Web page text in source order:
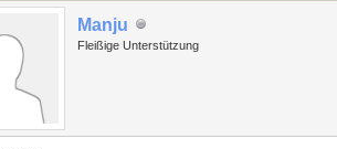
Manju
Fleißige Unterstützung